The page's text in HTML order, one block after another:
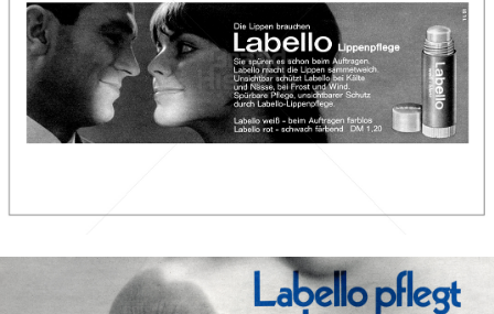
Labello Beiersdorf AG 1969
Bild-ID: 12185